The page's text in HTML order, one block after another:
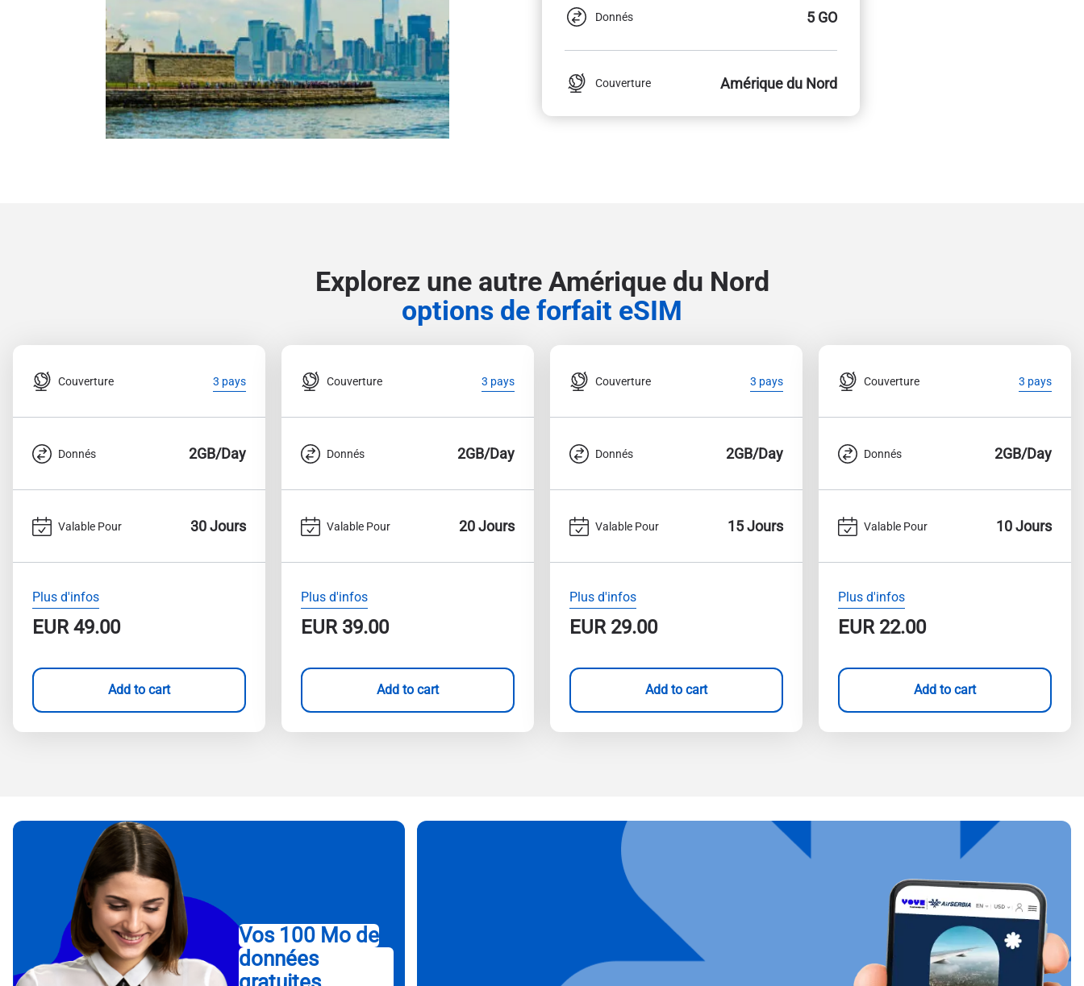
Donnés 5 GO
Couverture Amérique du Nord
Explorez une autre Amérique du Nord
options de forfait eSIM
Couverture 3 pays
Donnés 2GB/Day
Valable Pour 30 Jours
Plus d'infos
EUR49.00
Add to cart
Couverture 3 pays
Donnés 2GB/Day
Valable Pour 20 Jours
Plus d'infos
EUR39.00
Add to cart
Couverture 3 pays
Donnés 2GB/Day
Valable Pour 15 Jours
Plus d'infos
EUR29.00
Add to cart
Couverture 3 pays
Donnés 2GB/Day
Valable Pour 10 Jours
Plus d'infos
EUR22.00
Add to cart
Vos 100 Mo de
données